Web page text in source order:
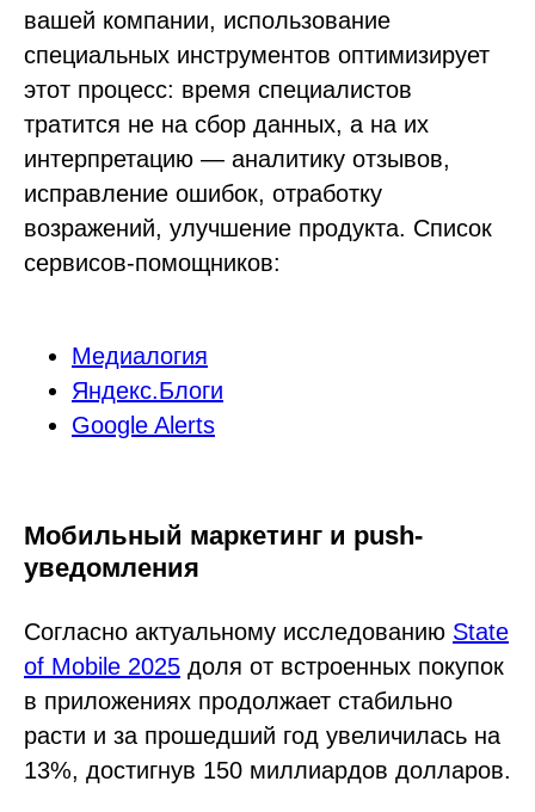
вашей компании, использование
специальных инструментов оптимизирует
этот процесс: время специалистов
тратится не на сбор данных, а на их
интерпретацию — аналитику отзывов,
исправление ошибок, отработку
возражений, улучшение продукта. Список
сервисов-помощников:
Медиалогия
Яндекс.Блоги
Google Alerts
Мобильный маркетинг и push-
уведомления
Согласно актуальному исследованию State
of Mobile 2025 доля от встроенных покупок
в приложениях продолжает стабильно
расти и за прошедший год увеличилась на
13%, достигнув 150 миллиардов долларов.